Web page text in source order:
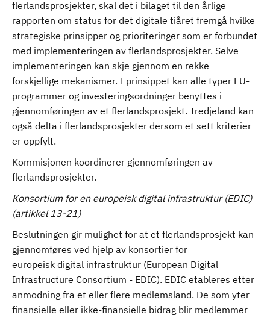
flerlandsprosjekter, skal det i bilaget til den årlige
rapporten om status for det digitale tiåret fremgå hvilke
strategiske prinsipper og prioriteringer som er forbundet
med implementeringen av flerlandsprosjekter. Selve
implementeringen kan skje gjennom en rekke
forskjellige mekanismer. I prinsippet kan alle typer EU-
programmer og investeringsordninger benyttes i
gjennomføringen av et flerlandsprosjekt. Tredjeland kan
også delta i flerlandsprosjekter dersom et sett kriterier
er oppfylt.
Kommisjonen koordinerer gjennomføringen av
flerlandsprosjekter.
Konsortium for en europeisk digital infrastruktur (EDIC)
(artikkel 13-21)
Beslutningen gir mulighet for at et flerlandsprosjekt kan
gjennomføres ved hjelp av konsortier for
europeisk digital infrastruktur (European Digital
Infrastructure Consortium - EDIC). EDIC etableres etter
anmodning fra et eller flere medlemsland. De som yter
finansielle eller ikke-finansielle bidrag blir medlemmer